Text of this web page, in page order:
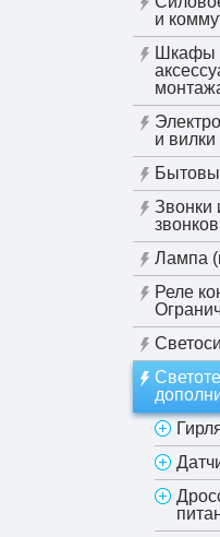
и
Шкафы
и вилки
Звонки
звонков
Лампа
Реле